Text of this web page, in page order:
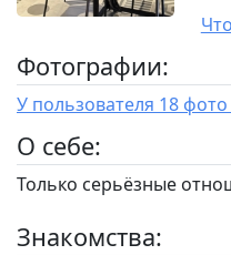
Фотографии:
У
O себе:
Только серьёзные
Знакомства: